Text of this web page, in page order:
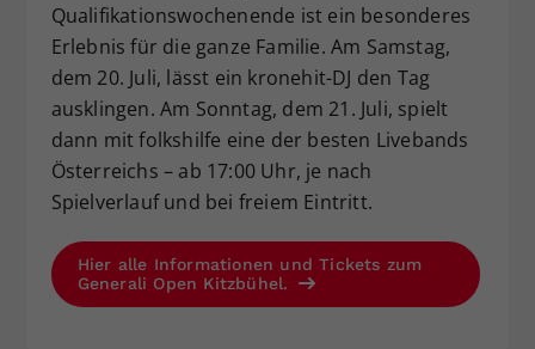
Qualifikationswochenende ist ein besonderes
Erlebnis für die ganze Familie. Am Samstag,
dem 20. Juli, lässt ein kronehit-DJ den Tag
ausklingen. Am Sonntag, dem 21. Juli, spielt
dann mit folkshilfe eine der besten Livebands
Österreichs – ab 17:00 Uhr, je nach
Spielverlauf und bei freiem Eintritt.
Hier alle Informationen und Tickets zum
Generali Open Kitzbühel.